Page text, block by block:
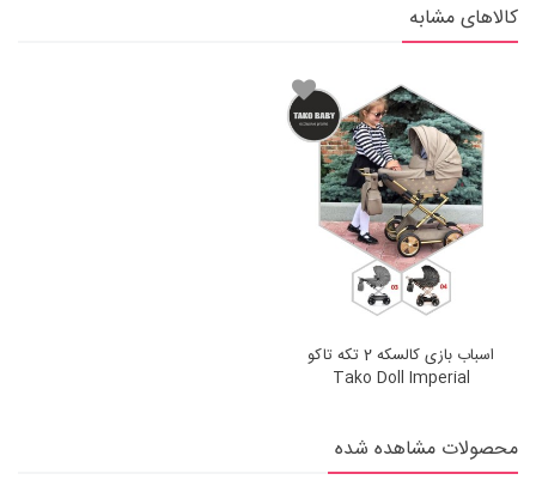
کالاهای مشابه
اسباب بازی کالسکه 2 تکه تاکو
Tako Doll Imperial
محصولات مشاهده شده